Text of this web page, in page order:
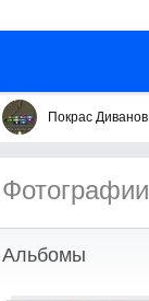
Покрас Диванов
Фотографии
Альбомы